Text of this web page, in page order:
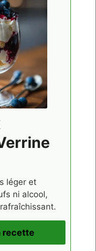
léger et
ni alcool,
recette